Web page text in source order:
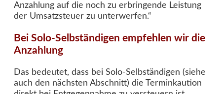
Anzahlung auf die noch zu erbringende Leistung
der Umsatzsteuer zu unterwerfen.“
Bei Solo-Selbständigen empfehlen wir die
Anzahlung
Das bedeutet, dass bei Solo-Selbständigen (siehe
auch den nächsten Abschnitt) die Terminkaution